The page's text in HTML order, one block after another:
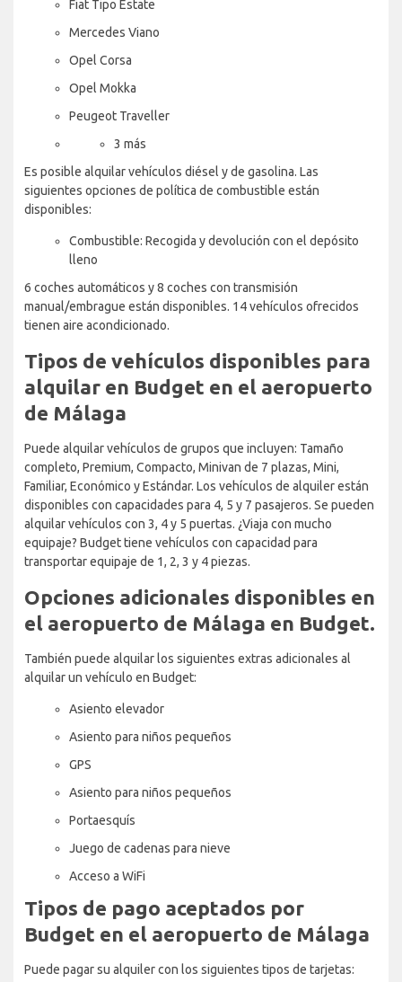
Fiat Tipo Estate
Mercedes Viano
Opel Corsa
Opel Mokka
Peugeot Traveller
3 más
Es posible alquilar vehículos diésel y de gasolina. Las
siguientes opciones de política de combustible están
disponibles:
Combustible: Recogida y devolución con el depósito
lleno
6 coches automáticos y 8 coches con transmisión
manual/embrague están disponibles. 14 vehículos ofrecidos
tienen aire acondicionado.
Tipos de vehículos disponibles para
alquilar en Budget en el aeropuerto
de Málaga
Puede alquilar vehículos de grupos que incluyen: Tamaño
completo, Premium, Compacto, Minivan de 7 plazas, Mini,
Familiar, Económico y Estándar. Los vehículos de alquiler están
disponibles con capacidades para 4, 5 y 7 pasajeros. Se pueden
alquilar vehículos con 3, 4 y 5 puertas. ¿Viaja con mucho
equipaje? Budget tiene vehículos con capacidad para
transportar equipaje de 1, 2, 3 y 4 piezas.
Opciones adicionales disponibles en
el aeropuerto de Málaga en Budget.
También puede alquilar los siguientes extras adicionales al
alquilar un vehículo en Budget:
Asiento elevador
Asiento para niños pequeños
GPS
Asiento para niños pequeños
Portaesquís
Juego de cadenas para nieve
Acceso a WiFi
Tipos de pago aceptados por
Budget en el aeropuerto de Málaga
Puede pagar su alquiler con los siguientes tipos de tarjetas: